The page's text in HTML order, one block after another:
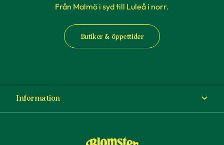
Från Malmö i syd till Luleå i norr.
Butiker & öppettider
Information